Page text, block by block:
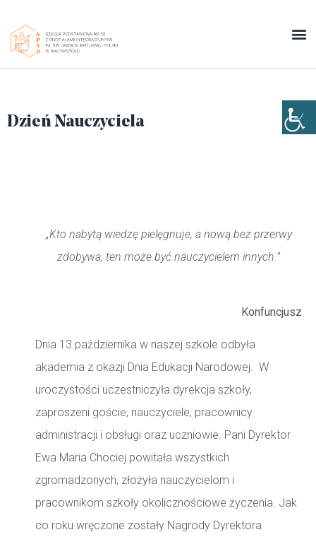
Dzień Nauczyciela
„Kto nabytą wiedzę pielęgnuje, a nową bez przerwy
zdobywa, ten może być nauczycielem innych.”
Konfuncjusz
Dnia 13 października w naszej szkole odbyła
akademia z okazji Dnia Edukacji Narodowej. W
uroczystości uczestniczyła dyrekcja szkoły,
zaproszeni goście, nauczyciele, pracownicy
administracji i obsługi oraz uczniowie. Pani Dyrektor
Ewa Maria Chociej powitała wszystkich
zgromadzonych, złożyła nauczycielom i
pracownikom szkoły okolicznościowe życzenia. Jak
co roku wręczone zostały Nagrody Dyrektora